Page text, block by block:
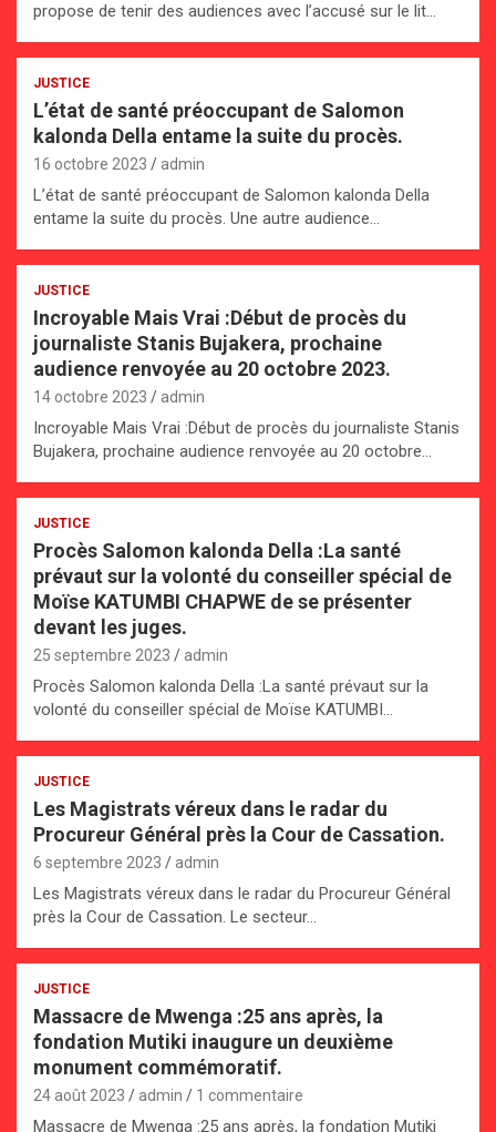
propose de tenir des audiences avec l’accusé sur le lit…
JUSTICE
L’état de santé préoccupant de Salomon
kalonda Della entame la suite du procès.
16 octobre 2023 admin
L’état de santé préoccupant de Salomon kalonda Della
entame la suite du procès. Une autre audience…
JUSTICE
Incroyable Mais Vrai :Début de procès du
journaliste Stanis Bujakera, prochaine
audience renvoyée au 20 octobre 2023.
14 octobre 2023 admin
Incroyable Mais Vrai :Début de procès du journaliste Stanis
Bujakera, prochaine audience renvoyée au 20 octobre…
JUSTICE
Procès Salomon kalonda Della :La santé
prévaut sur la volonté du conseiller spécial de
Moïse KATUMBI CHAPWE de se présenter
devant les juges.
25 septembre 2023 admin
Procès Salomon kalonda Della :La santé prévaut sur la
volonté du conseiller spécial de Moïse KATUMBI…
JUSTICE
Les Magistrats véreux dans le radar du
Procureur Général près la Cour de Cassation.
6 septembre 2023 admin
Les Magistrats véreux dans le radar du Procureur Général
près la Cour de Cassation. Le secteur…
JUSTICE
Massacre de Mwenga :25 ans après, la
fondation Mutiki inaugure un deuxième
monument commémoratif.
24 août 2023 admin 1 commentaire
Massacre de Mwenga :25 ans après, la fondation Mutiki